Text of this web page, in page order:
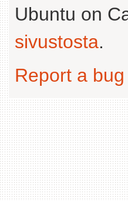
Ubuntu on
sivustosta.
Report a